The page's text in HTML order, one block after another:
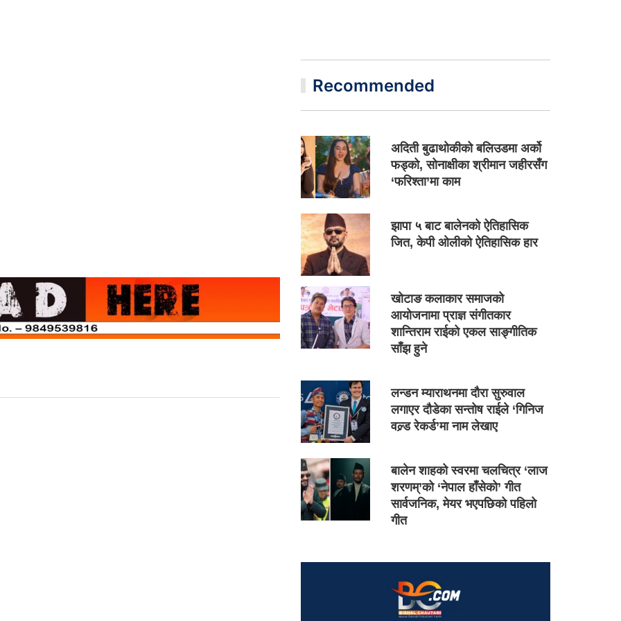
Recommended
अदिती बुढाथोकीको बलिउडमा अर्को
फड्को, सोनाक्षीका श्रीमान जहीरसँग
‘फरिश्ता’मा काम
झापा ५ बाट बालेनको ऐतिहासिक
जित, केपी ओलीको ऐतिहासिक हार
खोटाङ कलाकार समाजको
आयोजनामा प्राज्ञ संगीतकार
शान्तिराम राईको एकल साङ्गीतिक
साँझ हुने
लन्डन म्याराथनमा दौरा सुरुवाल
लगाएर दौडेका सन्तोष राईले ‘गिनिज
वल्र्ड रेकर्ड’मा नाम लेखाए
बालेन शाहको स्वरमा चलचित्र ‘लाज
शरणम्’को ‘नेपाल हाँसेको’ गीत
सार्वजनिक, मेयर भएपछिको पहिलो
गीत